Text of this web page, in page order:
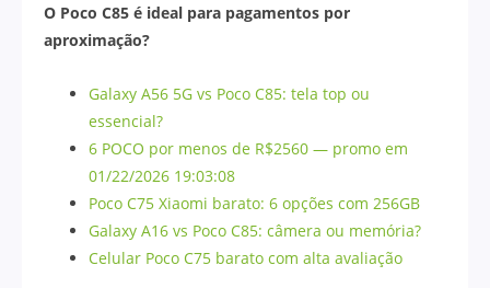
O Poco C85 é ideal para pagamentos por
aproximação?
Galaxy A56 5G vs Poco C85: tela top ou
essencial?
6 POCO por menos de R$2560 — promo em
01/22/2026 19:03:08
Poco C75 Xiaomi barato: 6 opções com 256GB
Galaxy A16 vs Poco C85: câmera ou memória?
Celular Poco C75 barato com alta avaliação